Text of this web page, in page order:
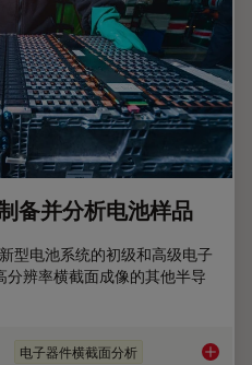
备并分析电池样品
型电池系统的初级和高级电子
辨率横截面成像的其他半导
电子器件横截面分析 如何使